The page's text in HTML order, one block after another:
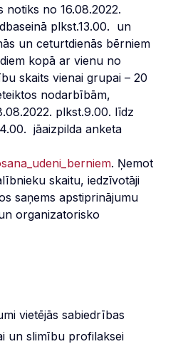
notiks no 16.08.2022.
plkst.13.00. un
un ceturtdienās bērniem
kopā ar vienu no
skaits vienai grupai – 20
nodarbībām,
plkst.9.00. līdz
jāaizpilda anketa
. Ņemot
skaitu, iedzīvotāji
saņems apstiprinājumu
organizatorisko
vietējās sabiedrības
un slimību profilaksei